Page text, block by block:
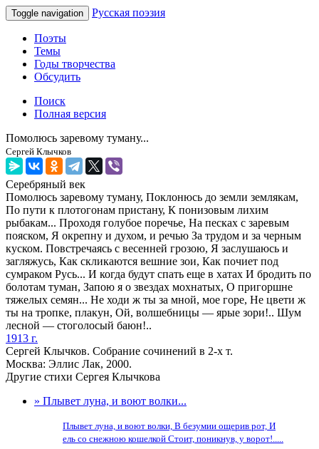
Toggle navigation Русская поэзия
Поэты
Темы
Годы творчества
Обсудить
Поиск
Полная версия
Помолюсь заревому туману...
Сергей Клычков
Серебряный век
Помолюсь заревому туману, Поклонюсь до земли землякам,
По пути к плотогонам пристану, К понизовым лихим
рыбакам... Проходя голубое поречье, На песках с заревым
пояском, Я окрепну и духом, и речью За трудом и за черным
куском. Повстречаясь с весенней грозою, Я заслушаюсь и
загляжусь, Как скликаются вешние зои, Как почиет под
сумраком Русь... И когда будут спать еще в хатах И бродить по
болотам туман, Запою я о звездах мохнатых, О пригоршне
тяжелых семян... Не ходи ж ты за мной, мое горе, Не цвети ж
ты на тропке, плакун, Ой, волшебницы — ярые зори!.. Шум
лесной — стоголосый баюн!..
1913 г.
Сергей Клычков. Собрание сочинений в 2-х т.
Москва: Эллис Лак, 2000.
Другие стихи Сергея Клычкова
» Плывет луна, и воют волки...
Плывет луна, и воют волки, В безумии ощерив рот, И
ель со снежною кошелкой Стоит, поникнув, у ворот!.....